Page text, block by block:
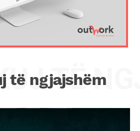
të ngjajshëm
TË